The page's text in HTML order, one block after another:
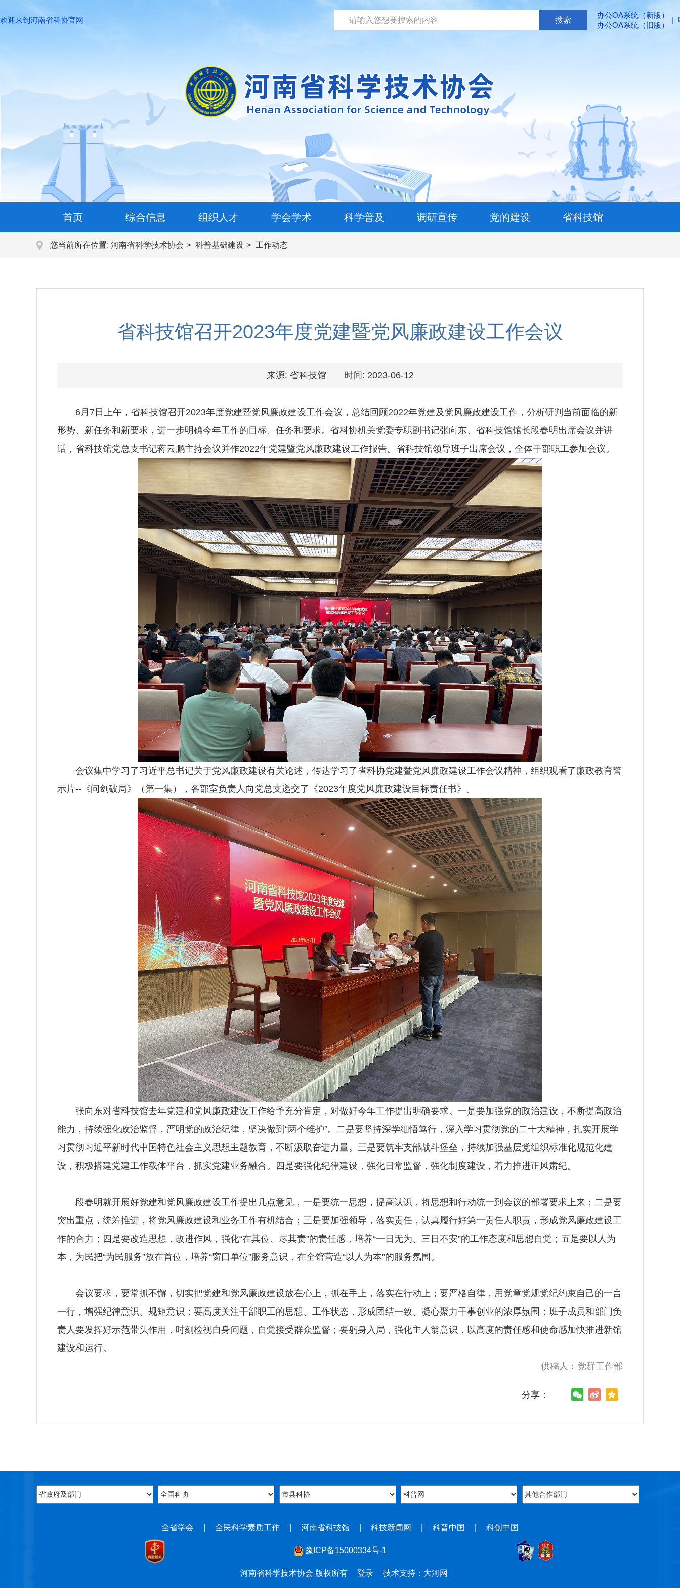
欢迎来到河南省科协官网
办公OA系统（新版）
办公OA系统（旧版）
|
首页 综合信息 组织人才 学会学术 科学普及 调研宣传 党的建设 省科技馆
您当前所在位置: 河南省科学技术协会 科普基础建设 工作动态
省科技馆召开2023年度党建暨党风廉政建设工作会议
来源: 省科技馆 时间: 2023-06-12
6月7日上午，省科技馆召开2023年度党建暨党风廉政建设工作会议，总结回顾2022年党建及党风廉政建设工作，分析研判当前面临的新
形势、新任务和新要求，进一步明确今年工作的目标、任务和要求。省科协机关党委专职副书记张向东、省科技馆馆长段春明出席会议并讲
话，省科技馆党总支书记蒋云鹏主持会议并作2022年党建暨党风廉政建设工作报告。省科技馆领导班子出席会议，全体干部职工参加会议。
会议集中学习了习近平总书记关于党风廉政建设有关论述，传达学习了省科协党建暨党风廉政建设工作会议精神，组织观看了廉政教育警
示片--《问剑破局》（第一集），各部室负责人向党总支递交了《2023年度党风廉政建设目标责任书》。
张向东对省科技馆去年党建和党风廉政建设工作给予充分肯定，对做好今年工作提出明确要求。一是要加强党的政治建设，不断提高政治
能力，持续强化政治监督，严明党的政治纪律，坚决做到“两个维护”。二是要坚持深学细悟笃行，深入学习贯彻党的二十大精神，扎实开展学
习贯彻习近平新时代中国特色社会主义思想主题教育，不断汲取奋进力量。三是要筑牢支部战斗堡垒，持续加强基层党组织标准化规范化建
设，积极搭建党建工作载体平台，抓实党建业务融合。四是要强化纪律建设，强化日常监督，强化制度建设，着力推进正风肃纪。
段春明就开展好党建和党风廉政建设工作提出几点意见，一是要统一思想，提高认识，将思想和行动统一到会议的部署要求上来；二是要
突出重点，统筹推进，将党风廉政建设和业务工作有机结合；三是要加强领导，落实责任，认真履行好第一责任人职责，形成党风廉政建设工
作的合力；四是要改造思想，改进作风，强化“在其位、尽其责”的责任感，培养“一日无为、三日不安”的工作态度和思想自觉；五是要以人为
本，为民把“为民服务”放在首位，培养“窗口单位”服务意识，在全馆营造“以人为本”的服务氛围。
会议要求，要常抓不懈，切实把党建和党风廉政建设放在心上，抓在手上，落实在行动上；要严格自律，用党章党规党纪约束自己的一言
一行，增强纪律意识、规矩意识；要高度关注干部职工的思想、工作状态，形成团结一致、凝心聚力干事创业的浓厚氛围；班子成员和部门负
责人要发挥好示范带头作用，时刻检视自身问题，自觉接受群众监督；要躬身入局，强化主人翁意识，以高度的责任感和使命感加快推进新馆
建设和运行。
供稿人：党群工作部
分享：
全省学会 全民科学素质工作 河南省科技馆 科技新闻网 科普中国 科创中国
豫ICP备15000334号-1
河南省科学技术协会 版权所有 登录 技术支持：大河网